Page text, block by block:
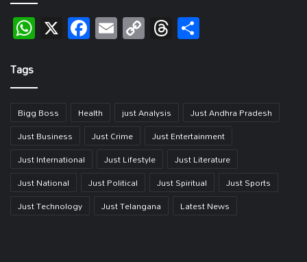
WhatsApp
X Facebook
EmailCopy
Link
Threads
Tags
Bigg Boss Health just Analysis
Just Andhra Pradesh
Just Business
Just Crime
Just Entertainment
Just International
Just Lifestyle
Just Literature
Just National
Just Political Just Spiritual
Just Sports
Just Technology
Just Telangana Latest News